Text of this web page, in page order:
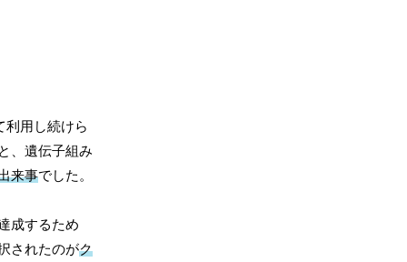
利用し続けら
、遺伝子組み
来事でした。
成するため
されたのがク